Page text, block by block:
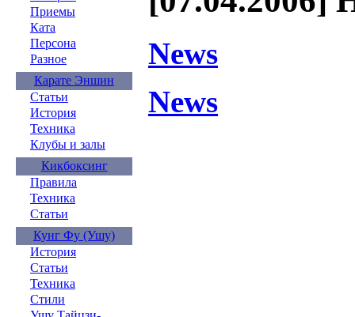
Приемы
Ката
Персона
Разное
Карате Эншин
Статьи
История
Техника
Клубы и залы
Кикбоксинг
Правила
Техника
Статьи
Кунг Фу (Ушу)
История
Статьи
Техника
Стили
News
News